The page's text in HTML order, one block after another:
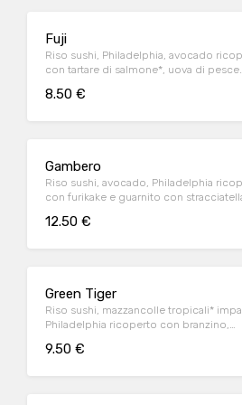
Fuji
Riso sushi, Philadelphia, avocado
con tartare di salmone*, uova di pesce
bianco e nero e salsa ponzu al sesamo
8.50 €
Gambero
Riso sushi, avocado, Philadelphia
con furikake e guarnito con
(10 pz)
12.50 €
Green Tiger
Riso sushi, mazzancolle tropicali*
Philadelphia ricoperto con branzino,
9.50 €